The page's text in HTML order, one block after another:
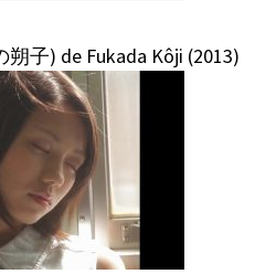
朔子) de Fukada Kôji (2013)